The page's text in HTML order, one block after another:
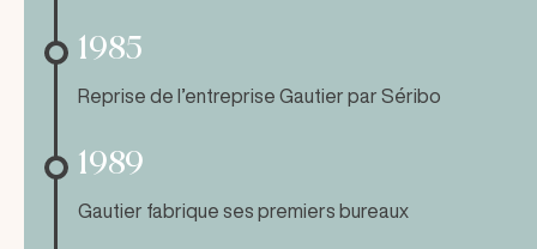
1985
Reprise de l’entreprise Gautier par Séribo
1989
Gautier fabrique ses premiers bureaux